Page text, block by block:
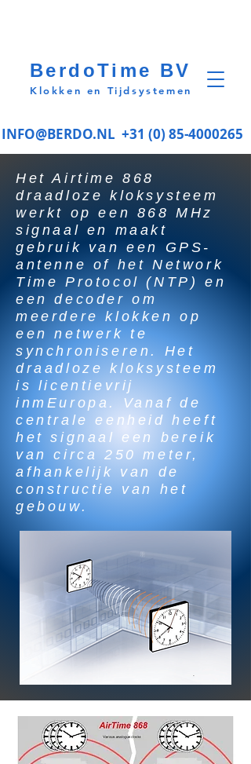
INFO@BERDO.NL +31 (0) 85-4000265
BerdoTime BV
Klokken en Tijdsystemen
Het Airtime 868
draadloze kloksysteem
werkt op een 868 MHz
signaal en maakt
gebruik van een GPS-
antenne of het Network
Time Protocol (NTP) en
een decoder om
meerdere klokken op
een netwerk te
synchroniseren. Het
draadloze kloksysteem
is licentievrij
inmEuropa. Vanaf de
centrale eenheid heeft
het signaal een bereik
van circa 250 meter,
afhankelijk van de
constructie van het
gebouw.